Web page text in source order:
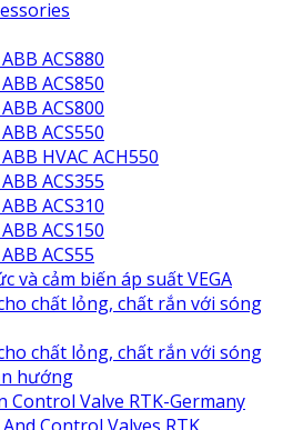
ACS880
ACS850
ACS800
ACS550
HVAC ACH550
ACS355
ACS310
ACS150
ACS55
và cảm biến áp suất VEGA
chất lỏng, chất rắn với sóng
chất lỏng, chất rắn với sóng
hướng
Control Valve RTK-Germany